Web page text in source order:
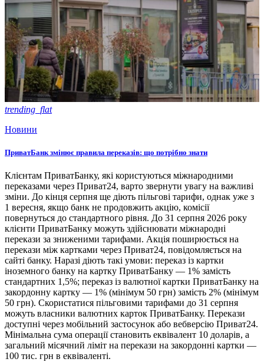
trending_flat
Новини
ПриватБанк змінює правила переказів: що потрібно знати
Клієнтам ПриватБанку, які користуються міжнародними
переказами через Приват24, варто звернути увагу на важливі
зміни. До кінця серпня ще діють пільгові тарифи, однак уже з
1 вересня, якщо банк не продовжить акцію, комісії
повернуться до стандартного рівня. До 31 серпня 2026 року
клієнти ПриватБанку можуть здійснювати міжнародні
перекази за зниженими тарифами. Акція поширюється на
перекази між картками через Приват24, повідомляється на
сайті банку. Наразі діють такі умови: переказ із картки
іноземного банку на картку ПриватБанку — 1% замість
стандартних 1,5%; переказ із валютної картки ПриватБанку на
закордонну картку — 1% (мінімум 50 грн) замість 2% (мінімум
50 грн). Скористатися пільговими тарифами до 31 серпня
можуть власники валютних карток ПриватБанку. Перекази
доступні через мобільний застосунок або вебверсію Приват24.
Мінімальна сума операції становить еквівалент 10 доларів, а
загальний місячний ліміт на перекази на закордонні картки —
100 тис. грн в еквіваленті.